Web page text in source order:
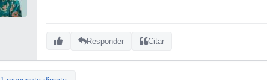
Responder Citar